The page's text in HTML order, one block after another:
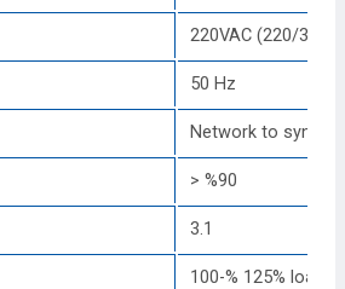
220VAC (220/380
50 Hz
Network to
> %90
3.1
100-% 125% load: